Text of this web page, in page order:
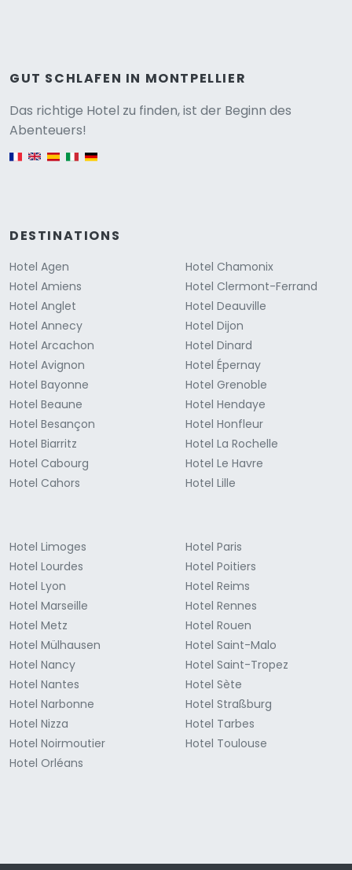
GUT SCHLAFEN IN MONTPELLIER
Das richtige Hotel zu finden, ist der Beginn des
Abenteuers!
DESTINATIONS
Hotel Agen
Hotel Amiens
Hotel Anglet
Hotel Annecy
Hotel Arcachon
Hotel Avignon
Hotel Bayonne
Hotel Beaune
Hotel Besançon
Hotel Biarritz
Hotel Cabourg
Hotel Cahors
Hotel Chamonix
Hotel Clermont-Ferrand
Hotel Deauville
Hotel Dijon
Hotel Dinard
Hotel Épernay
Hotel Grenoble
Hotel Hendaye
Hotel Honfleur
Hotel La Rochelle
Hotel Le Havre
Hotel Lille
Hotel Limoges
Hotel Lourdes
Hotel Lyon
Hotel Marseille
Hotel Metz
Hotel Mülhausen
Hotel Nancy
Hotel Nantes
Hotel Narbonne
Hotel Nizza
Hotel Noirmoutier
Hotel Orléans
Hotel Paris
Hotel Poitiers
Hotel Reims
Hotel Rennes
Hotel Rouen
Hotel Saint-Malo
Hotel Saint-Tropez
Hotel Sète
Hotel Straßburg
Hotel Tarbes
Hotel Toulouse